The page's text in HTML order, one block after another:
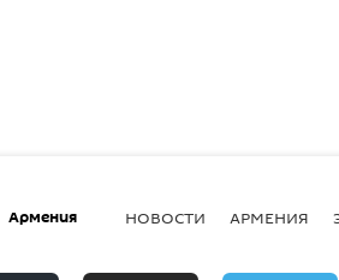
Армения НОВОСТИ АРМЕНИЯ